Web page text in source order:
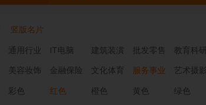
竖版名片
通用行业 IT电脑 建筑装潢 批发零售 教育科研
美容妆饰 金融保险 文化体育 服务事业 艺术摄影
彩色 红色 橙色 黄色 绿色